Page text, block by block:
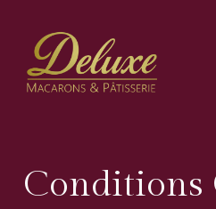
contenu
Conditions